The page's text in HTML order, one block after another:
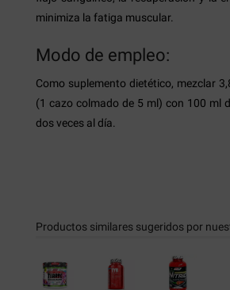
minimiza la fatiga muscular.
Modo de empleo:
Como suplemento dietético, mezclar
(1 cazo colmado de 5 ml) con 100 ml
dos veces al día.
Productos similares sugeridos por